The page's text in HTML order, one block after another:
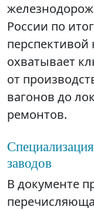
России по
перспективой
охватывает
от
вагонов до
ремонтов.
заводов
В документе